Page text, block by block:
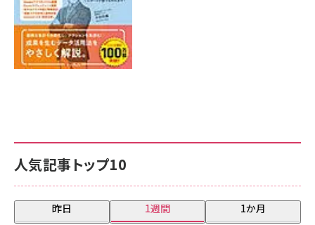
人気記事トップ10
昨日 1週間 1か月